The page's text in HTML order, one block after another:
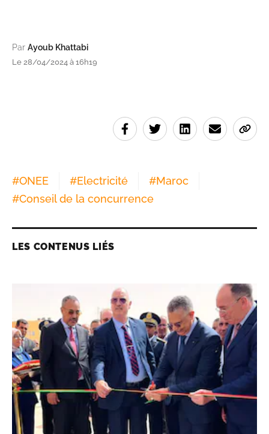
Par Ayoub Khattabi
Le 28/04/2024 à 16h19
#ONEE #Electricité #Maroc
#Conseil de la concurrence
LES CONTENUS LIÉS